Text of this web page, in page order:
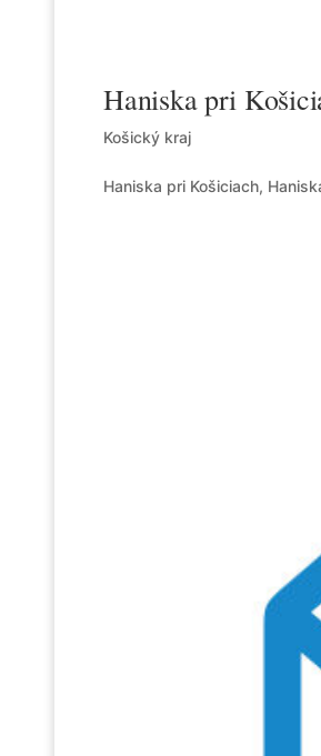
Haniska pri
Košický kraj
Haniska pri Košiciach,